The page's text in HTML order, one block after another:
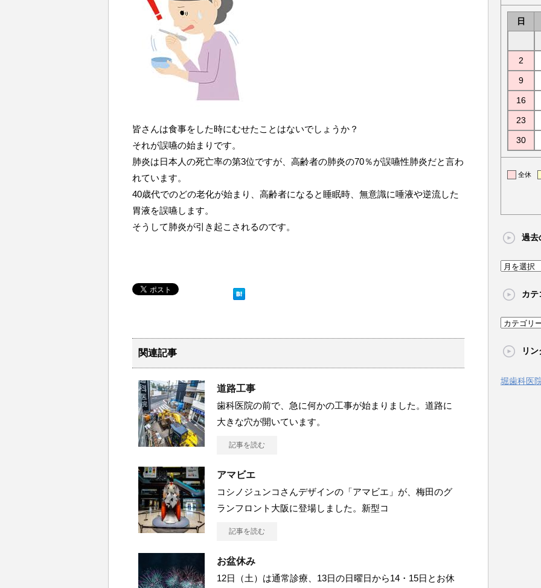
皆さんは食事をした時にむせたことはないでしょうか？
それが誤嚥の始まりです。
肺炎は日本人の死亡率の第3位ですが、高齢者の肺炎の70％が誤嚥性肺炎だと言わ
れています。
40歳代でのどの老化が始まり、高齢者になると睡眠時、無意識に唾液や逆流した
胃液を誤嚥します。
そうして肺炎が引き起こされるのです。
関連記事
道路工事
歯科医院の前で、急に何かの工事が始まりました。道路に
大きな穴が開いています。
記事を読む
アマビエ
コシノジュンコさんデザインの「アマビエ」が、梅田のグ
ランフロント大阪に登場しました。新型コ
記事を読む
お盆休み
12日（土）は通常診療、13日の日曜日から14・15日とお休
日
2
9
16
23
30
全休
過去
過
の
事
カテ
カ
ゴ
ー
リン
堀歯科医